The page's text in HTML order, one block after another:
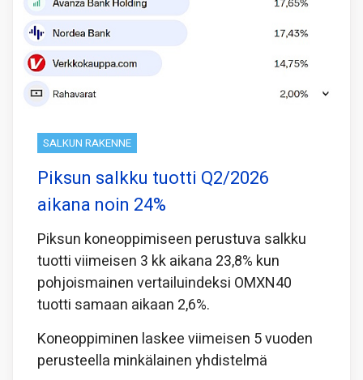
SALKUN RAKENNE
Piksun salkku tuotti Q2/2026
aikana noin 24%
Piksun koneoppimiseen perustuva salkku
tuotti viimeisen 3 kk aikana 23,8% kun
pohjoismainen vertailuindeksi OMXN40
tuotti samaan aikaan 2,6%.
Koneoppiminen laskee viimeisen 5 vuoden
perusteella minkälainen yhdistelmä